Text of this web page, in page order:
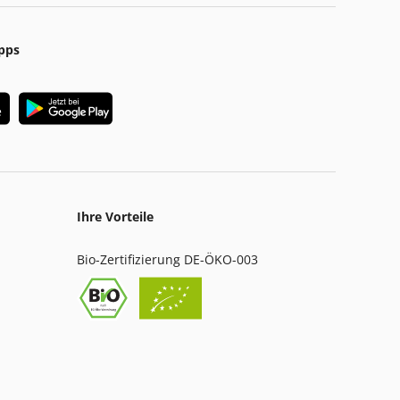
Ihre Vorteile
Bio-Zertifizierung DE-ÖKO-003